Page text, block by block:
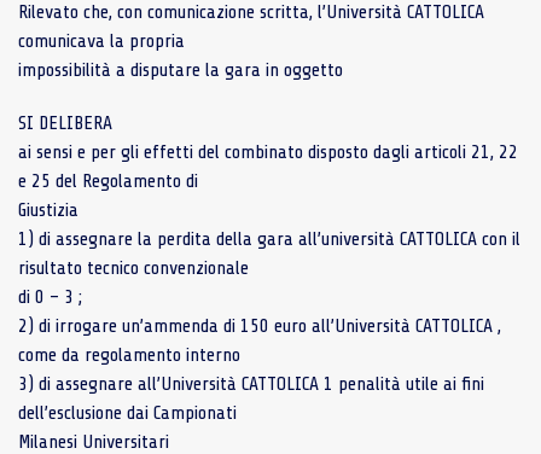
Rilevato che, con comunicazione scritta, l’Università CATTOLICA
comunicava la propria
impossibilità a disputare la gara in oggetto
SI DELIBERA
ai sensi e per gli effetti del combinato disposto dagli articoli 21, 22
e 25 del Regolamento di
Giustizia
1) di assegnare la perdita della gara all’università CATTOLICA con il
risultato tecnico convenzionale
di 0 – 3 ;
2) di irrogare un’ammenda di 150 euro all’Università CATTOLICA ,
come da regolamento interno
3) di assegnare all’Università CATTOLICA 1 penalità utile ai fini
dell’esclusione dai Campionati
Milanesi Universitari